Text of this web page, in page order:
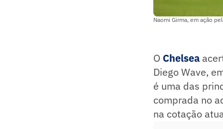
Naomi Girma, em ação
O Chelsea
Diego Wave,
é uma das
comprada no
na cotação